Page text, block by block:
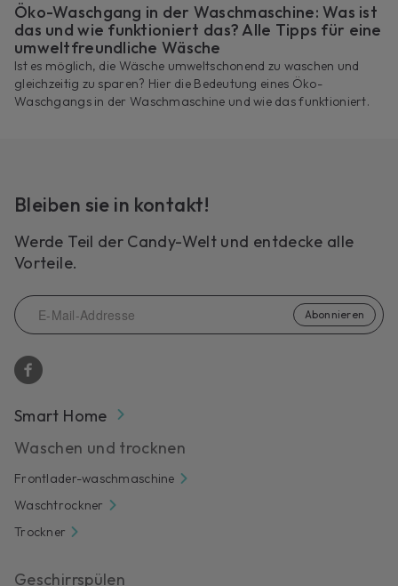
Öko-Waschgang in der Waschmaschine: Was ist
das und wie funktioniert das? Alle Tipps für eine
umweltfreundliche Wäsche
Ist es möglich, die Wäsche umweltschonend zu waschen und
gleichzeitig zu sparen? Hier die Bedeutung eines Öko-
Waschgangs in der Waschmaschine und wie das funktioniert.
Bleiben sie in kontakt!
Werde Teil der Candy-Welt und entdecke alle
Vorteile.
Abonnieren
Smart Home
Waschen und trocknen
Frontlader-waschmaschine
Waschtrockner
Trockner
Geschirrspülen